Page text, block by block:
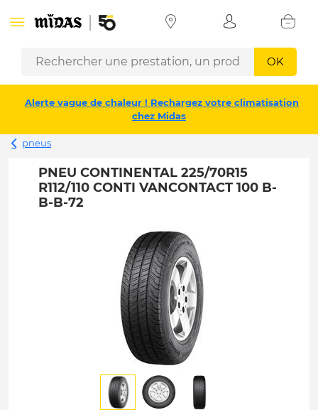
OK
Alerte vague de chaleur ! Rechargez votre climatisation
chez Midas
pneus
PNEU CONTINENTAL 225/70R15
R112/110 CONTI VANCONTACT 100 B-
B-B-72